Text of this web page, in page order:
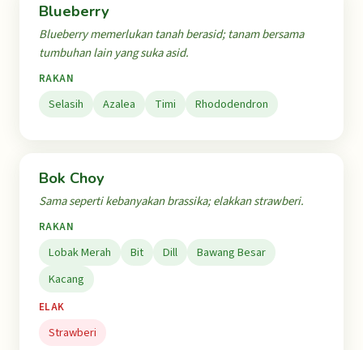
Blueberry
Blueberry memerlukan tanah berasid; tanam bersama
tumbuhan lain yang suka asid.
RAKAN
Selasih Azalea Timi Rhododendron
Bok Choy
Sama seperti kebanyakan brassika; elakkan strawberi.
RAKAN
Lobak Merah Bit Dill
Bawang Besar
Kacang
ELAK
Strawberi